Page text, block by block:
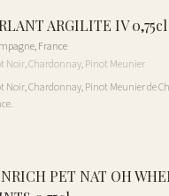
ARGILITE IV 0,75cl
,France
Noir, Chardonnay, Pinot Meunier
Noir, Chardonnay, Pinot Meunier de
PET NAT OH